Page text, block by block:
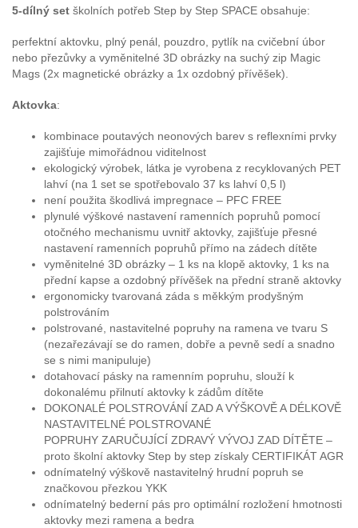
5-dílný set školních potřeb Step by Step SPACE obsahuje:
perfektní aktovku, plný penál, pouzdro, pytlík na cvičební úbor
nebo přezůvky a vyměnitelné 3D obrázky na suchý zip Magic
Mags (2x magnetické obrázky a 1x ozdobný přívěšek).
Aktovka:
kombinace poutavých neonových barev s reflexními prvky
zajišťuje mimořádnou viditelnost
ekologický výrobek, látka je vyrobena z recyklovaných PET
lahví (na 1 set se spotřebovalo 37 ks lahví 0,5 l)
není použita škodlivá impregnace – PFC FREE
plynulé výškové nastavení ramenních popruhů pomocí
otočného mechanismu uvnitř aktovky, zajišťuje přesné
nastavení ramenních popruhů přímo na zádech dítěte
vyměnitelné 3D obrázky – 1 ks na klopě aktovky, 1 ks na
přední kapse a ozdobný přívěšek na přední straně aktovky
ergonomicky tvarovaná záda s měkkým prodyšným
polstrováním
polstrované, nastavitelné popruhy na ramena ve tvaru S
(nezařezávají se do ramen, dobře a pevně sedí a snadno
se s nimi manipuluje)
dotahovací pásky na ramenním popruhu, slouží k
dokonalému přilnutí aktovky k zádům dítěte
DOKONALÉ POLSTROVÁNÍ ZAD A VÝŠKOVĚ A DÉLKOVĚ
NASTAVITELNÉ POLSTROVANÉ
POPRUHY ZARUČUJÍCÍ ZDRAVÝ VÝVOJ ZAD DÍTĚTE –
proto školní aktovky Step by step získaly CERTIFIKÁT AGR
odnímatelný výškově nastavitelný hrudní popruh se
značkovou přezkou YKK
odnímatelný bederní pás pro optimální rozložení hmotnosti
aktovky mezi ramena a bedra